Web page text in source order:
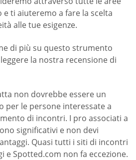
ti aiuteremo a fare la scelta
alle tue esigenze.
di più su questo strumento
la nostra recensione di
non dovrebbe essere un
per le persone interessate a
di incontri. I pro associati a
significativi e non devi
Quasi tutti i siti di incontri
e Spotted.com non fa eccezione.